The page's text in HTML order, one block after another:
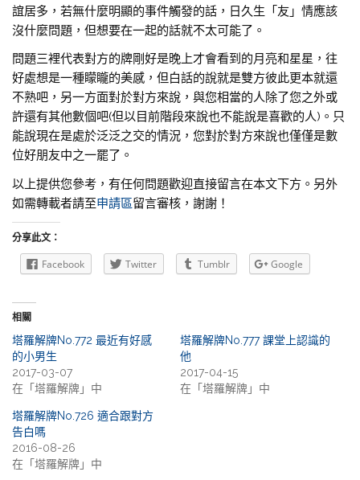
誼居多，若無什麼明顯的事件觸發的話，日久生「友」情應該
沒什麼問題，但想要在一起的話就不太可能了。
問題三裡代表對方的牌剛好是晚上才會看到的月亮和星星，往
好處想是一種矇矓的美感，但白話的說就是雙方彼此更本就還
不熟吧，另一方面對於對方來說，與您相當的人除了您之外或
許還有其他數個吧(但以目前階段來說也不能說是喜歡的人)。只
能說現在是處於泛泛之交的情況，您對於對方來說也僅僅是數
位好朋友中之一罷了。
以上提供您參考，有任何問題歡迎直接留言在本文下方。另外
如需轉載者請至申請區留言審核，謝謝！
分享此文：
Facebook Twitter Tumblr Google
相關
塔羅解牌No.772 最近有好感
的小男生
2017-03-07
在「塔羅解牌」中
塔羅解牌No.777 課堂上認識的
他
2017-04-15
在「塔羅解牌」中
塔羅解牌No.726 適合跟對方
告白嗎
2016-08-26
在「塔羅解牌」中